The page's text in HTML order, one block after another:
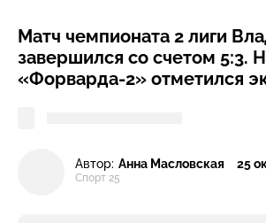
Матч чемпионата 2 лиги
завершился со счетом 5:3.
«Форварда-2» отметился
Автор: Анна Масловская
Спорт 25
25